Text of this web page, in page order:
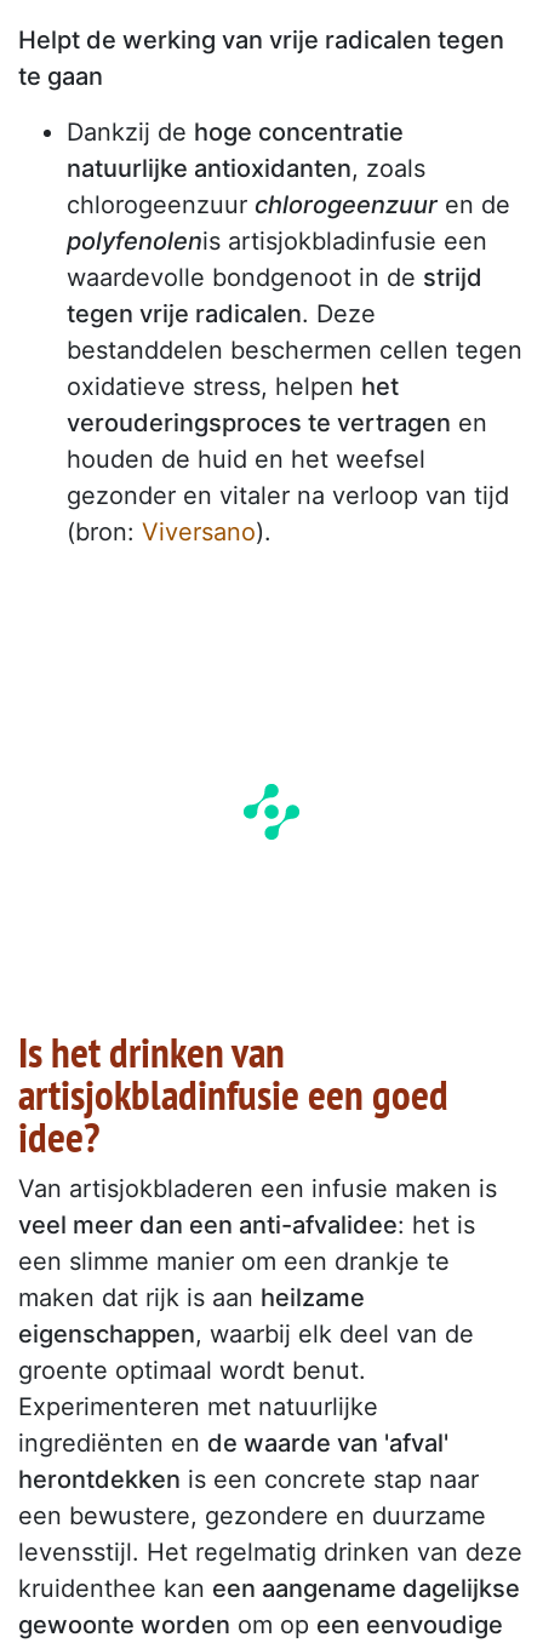
Helpt de werking van vrije radicalen tegen
te gaan
Dankzij de hoge concentratie
natuurlijke antioxidanten, zoals
chlorogeenzuur chlorogeenzuur en de
polyfenolenis artisjokbladinfusie een
waardevolle bondgenoot in de strijd
tegen vrije radicalen. Deze
bestanddelen beschermen cellen tegen
oxidatieve stress, helpen het
verouderingsproces te vertragen en
houden de huid en het weefsel
gezonder en vitaler na verloop van tijd
(bron: Viversano).
Is het drinken van
artisjokbladinfusie een goed
idee?
Van artisjokbladeren een infusie maken is
veel meer dan een anti-afvalidee: het is
een slimme manier om een drankje te
maken dat rijk is aan heilzame
eigenschappen, waarbij elk deel van de
groente optimaal wordt benut.
Experimenteren met natuurlijke
ingrediënten en de waarde van 'afval'
herontdekken is een concrete stap naar
een bewustere, gezondere en duurzame
levensstijl. Het regelmatig drinken van deze
kruidenthee kan een aangename dagelijkse
gewoonte worden om op een eenvoudige